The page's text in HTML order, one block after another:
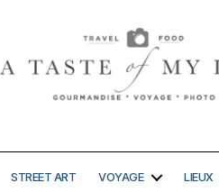
mySTREET ART VOYAGE LIEUX